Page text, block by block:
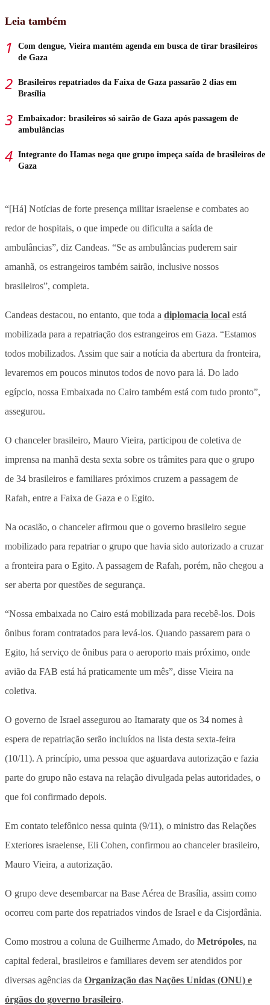
Leia também
Com dengue, Vieira mantém agenda em busca de tirar brasileiros
de Gaza
Brasileiros repatriados da Faixa de Gaza passarão 2 dias em
Brasília
Embaixador: brasileiros só sairão de Gaza após passagem de
ambulâncias
Integrante do Hamas nega que grupo impeça saída de brasileiros de
Gaza
“[Há] Notícias de forte presença militar israelense e combates ao
redor de hospitais, o que impede ou dificulta a saída de
ambulâncias”, diz Candeas. “Se as ambulâncias puderem sair
amanhã, os estrangeiros também sairão, inclusive nossos
brasileiros”, completa.
Candeas destacou, no entanto, que toda a diplomacia local está
mobilizada para a repatriação dos estrangeiros em Gaza. “Estamos
todos mobilizados. Assim que sair a notícia da abertura da fronteira,
levaremos em poucos minutos todos de novo para lá. Do lado
egípcio, nossa Embaixada no Cairo também está com tudo pronto”,
assegurou.
O chanceler brasileiro, Mauro Vieira, participou de coletiva de
imprensa na manhã desta sexta sobre os trâmites para que o grupo
de 34 brasileiros e familiares próximos cruzem a passagem de
Rafah, entre a Faixa de Gaza e o Egito.
Na ocasião, o chanceler afirmou que o governo brasileiro segue
mobilizado para repatriar o grupo que havia sido autorizado a cruzar
a fronteira para o Egito. A passagem de Rafah, porém, não chegou a
ser aberta por questões de segurança.
“Nossa embaixada no Cairo está mobilizada para recebê-los. Dois
ônibus foram contratados para levá-los. Quando passarem para o
Egito, há serviço de ônibus para o aeroporto mais próximo, onde
avião da FAB está há praticamente um mês”, disse Vieira na
coletiva.
O governo de Israel assegurou ao Itamaraty que os 34 nomes à
espera de repatriação serão incluídos na lista desta sexta-feira
(10/11). A princípio, uma pessoa que aguardava autorização e fazia
parte do grupo não estava na relação divulgada pelas autoridades, o
que foi confirmado depois.
Em contato telefônico nessa quinta (9/11), o ministro das Relações
Exteriores israelense, Eli Cohen, confirmou ao chanceler brasileiro,
Mauro Vieira, a autorização.
O grupo deve desembarcar na Base Aérea de Brasília, assim como
ocorreu com parte dos repatriados vindos de Israel e da Cisjordânia.
Como mostrou a coluna de Guilherme Amado, do Metrópoles, na
capital federal, brasileiros e familiares devem ser atendidos por
diversas agências da Organização das Nações Unidas (ONU) e
órgãos do governo brasileiro.